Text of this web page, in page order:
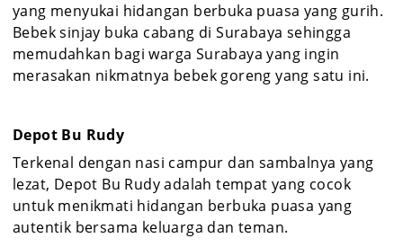
yang menyukai hidangan berbuka puasa yang gurih.
Bebek sinjay buka cabang di Surabaya sehingga
memudahkan bagi warga Surabaya yang ingin
merasakan nikmatnya bebek goreng yang satu ini.
Depot Bu Rudy
Terkenal dengan nasi campur dan sambalnya yang
lezat, Depot Bu Rudy adalah tempat yang cocok
untuk menikmati hidangan berbuka puasa yang
autentik bersama keluarga dan teman.